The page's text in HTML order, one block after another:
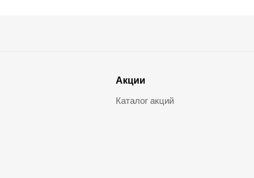
Акции
Каталог акций